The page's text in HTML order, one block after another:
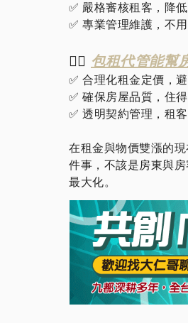
✅ 嚴格審核租客，降
✅ 專業管理維護，不
🙋‍♂️ 包租代管能幫
✅ 合理化租金定價，
✅ 確保房屋品質，住
✅ 透明契約管理，租
在租金與物價雙漲的
件事，不該是房東與
最大化。